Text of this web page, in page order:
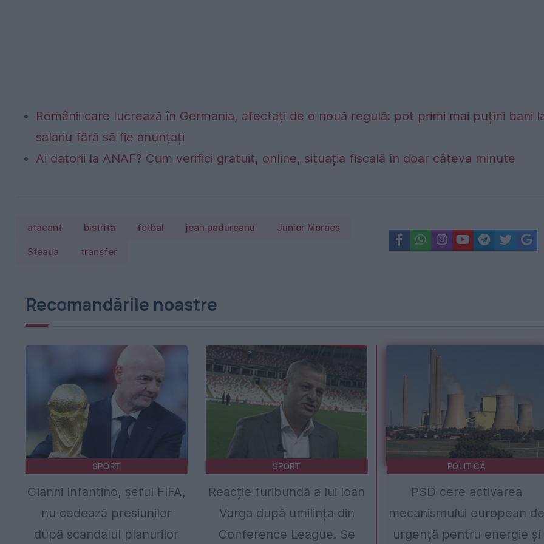
Românii care lucrează în Germania, afectați de o nouă regulă: pot primi mai puțini bani
salariu fără să fie anunțați
Ai datorii la ANAF? Cum verifici gratuit, online, situația fiscală în doar câteva minute
atacant bistrita fotbal jean padureanu Junior Moraes
Steaua transfer
Recomandările noastre
SPORT
Gianni Infantino, șeful FIFA,
nu cedează presiunilor
după scandalul planurilor
SPORT
Reacție furibundă a lui Ioan
Varga după umilința din
Conference League. Se
POLITICA
PSD cere activarea
mecanismului european
urgență pentru energie și